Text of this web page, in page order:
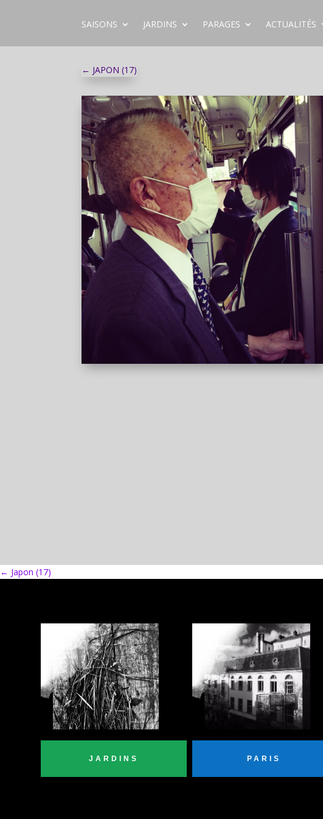
SAISONS JARDINS PARAGES ACTUALITÉS
← JAPON (17)
← Japon (17)
JARDINS PARIS